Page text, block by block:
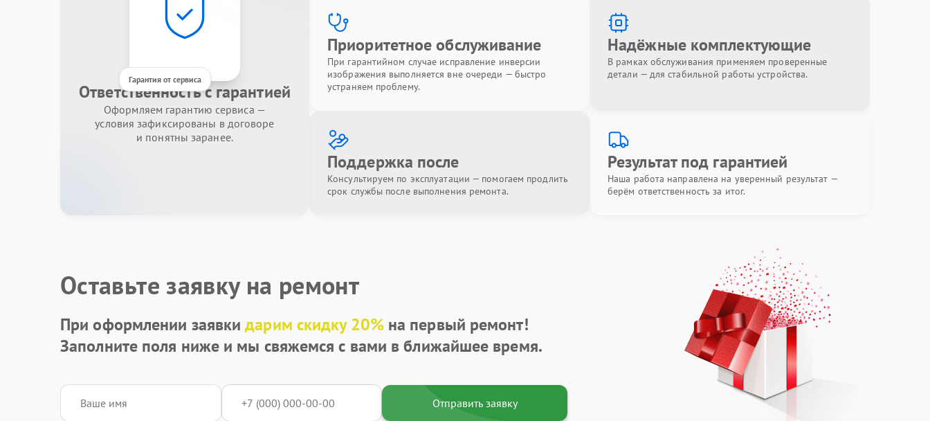
Гарантия от сервиса
Ответственность с гарантией
Оформляем гарантию сервиса —
условия зафиксированы в договоре
и понятны заранее.
Приоритетное обслуживание
При гарантийном случае исправление инверсии
изображения выполняется вне очереди — быстро
устраняем проблему.
Надёжные комплектующие
В рамках обслуживания применяем проверенные
детали — для стабильной работы устройства.
Поддержка после
Консультируем по эксплуатации — помогаем продлить
срок службы после выполнения ремонта.
Результат под гарантией
Наша работа направлена на уверенный результат —
берём ответственность за итог.
Оставьте заявку на ремонт
При оформлении заявкидарим скидку 20%на первый ремонт!
Заполните поля ниже и мы свяжемся с вами в ближайшее время.
Отправить заявку